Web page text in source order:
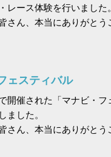
レース体験を行いました。
さん、本当にありがとう
ェスティバル
開催された「マナビ・フ
ました。
さん、本当にありがとう